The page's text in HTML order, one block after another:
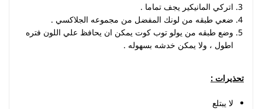
اتركي المانيكير يجف تماما .
ضعي طبقه من لونك المفضل من مجموعه الجلاكسي .
وضع طبقه من يولو توب كوت يمكن ان يحافظ علي اللون فتره
اطول ، ولا يمكن خدشه بسهوله .
تحذيرات :
لا يبتلع